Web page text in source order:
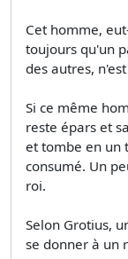
Cet homme,
toujours qu'un
des autres,
Si ce même
reste épars et
et tombe en un
consumé. Un
roi.
Selon Grotius,
se donner à un